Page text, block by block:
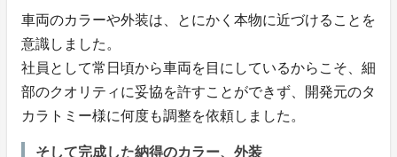
車両のカラーや外装は、とにかく本物に近づけることを
意識しました。
社員として常日頃から車両を目にしているからこそ、細
部のクオリティに妥協を許すことができず、開発元のタ
カラトミー様に何度も調整を依頼しました。
そして完成した納得のカラー、外装